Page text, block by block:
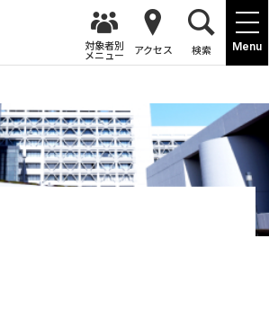
Menu
対象者別
メニュー アクセス 検索